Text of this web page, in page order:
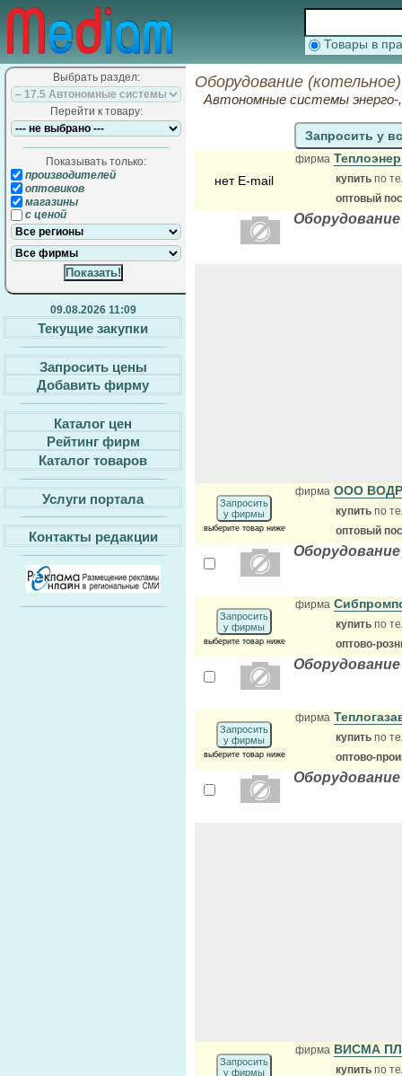
Товары в
Выбрать раздел:
Перейти к товару:
Показывать только:
производителей
оптовиков
магазины
с ценой
09.08.2026 11:09
Текущие закупки
Запросить цены
Добавить фирму
Каталог цен
Рейтинг фирм
Каталог товаров
Услуги портала
Контакты редакции
Оборудование
Автономные системы энерго-,
Запросить у
нет E-mail
фирма
купить по
оптовый
Запросить
у фирмы
выберите товар ниже
фирма ООО
купить по
оптовый
Запросить
у фирмы
выберите товар ниже
фирма
купить по
оптово-
Запросить
у фирмы
выберите товар ниже
фирма
купить по
оптово-
Запросить
у фирмы
фирма ВИСМА
купить по